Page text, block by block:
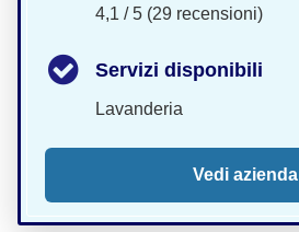
4,1 / 5 (29 recensioni)
Servizi disponibili
Lavanderia
Vedi azienda